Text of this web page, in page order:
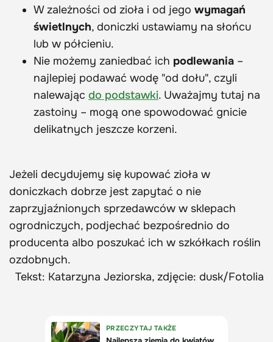
W zależności od zioła i od jego wymagań
świetlnych, doniczki ustawiamy na słońcu
lub w półcieniu.
Nie możemy zaniedbać ich podlewania –
najlepiej podawać wodę "od dołu", czyli
nalewając do podstawki. Uważajmy tutaj na
zastoiny – mogą one spowodować gnicie
delikatnych jeszcze korzeni.
Jeżeli decydujemy się kupować zioła w
doniczkach dobrze jest zapytać o nie
zaprzyjaźnionych sprzedawców w sklepach
ogrodniczych, podjechać bezpośrednio do
producenta albo poszukać ich w szkółkach roślin
ozdobnych.
Tekst: Katarzyna Jeziorska, zdjęcie: dusk/Fotolia